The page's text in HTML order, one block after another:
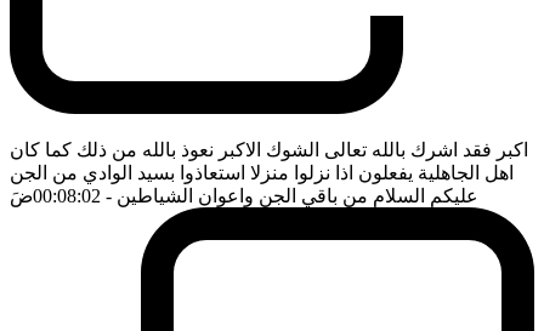
اكبر فقد اشرك بالله تعالى الشوك الاكبر نعوذ بالله من ذلك كما كان
اهل الجاهلية يفعلون اذا نزلوا منزلا استعاذوا بسيد الوادي من الجن
عليكم السلام من باقي الجن واعوان الشياطين - 00:08:02 ضَ